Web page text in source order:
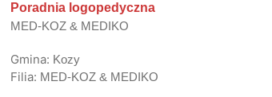
Poradnia logopedyczna
MED-KOZ & MEDIKO
Gmina: Kozy
Filia: MED-KOZ & MEDIKO